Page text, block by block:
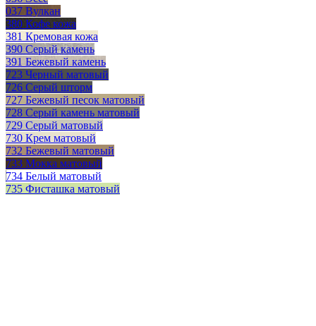
037 Вулкан
380 Кофе кожа
381 Кремовая кожа
390 Серый камень
391 Бежевый камень
723 Черный матовый
726 Серый шторм
727 Бежевый песок матовый
728 Серый камень матовый
729 Серый матовый
730 Крем матовый
732 Бежевый матовый
733 Мокка матовый
734 Белый матовый
735 Фисташка матовый